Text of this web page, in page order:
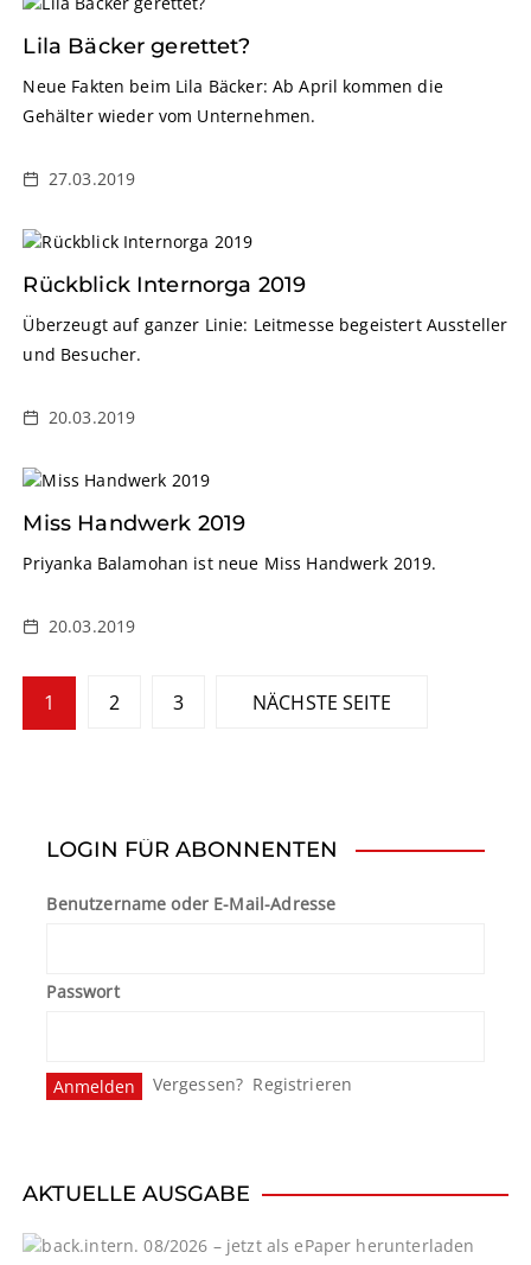
Lila Bäcker gerettet?
Neue Fakten beim Lila Bäcker: Ab April kommen die
Gehälter wieder vom Unternehmen.
27.03.2019
Rückblick Internorga 2019
Überzeugt auf ganzer Linie: Leitmesse begeistert Aussteller
und Besucher.
20.03.2019
Miss Handwerk 2019
Priyanka Balamohan ist neue Miss Handwerk 2019.
20.03.2019
S
e
n
u
m
r
i
1 2 3 NÄCHSTE SEITE
LOGIN FÜR ABONNENTEN
Benutzername oder E-Mail-Adresse
Passwort
Vergessen? Registrieren
AKTUELLE AUSGABE